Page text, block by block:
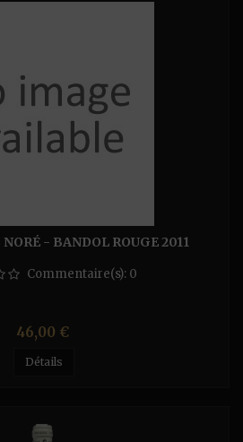
- BANDOL ROUGE 2011
Commentaire(s): 0
Prix
46,00 €
Détails